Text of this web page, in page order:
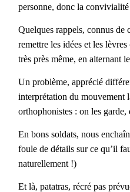
personne, donc la convivialité
Quelques rappels, connus
remettre les idées et les
très près même, en alternant
Un problème, apprécié
interprétation du mouvement
orthophonistes : on les
En bons soldats, nous
foule de détails sur ce qu’il
naturellement !)
Et là, patatras, récré pas